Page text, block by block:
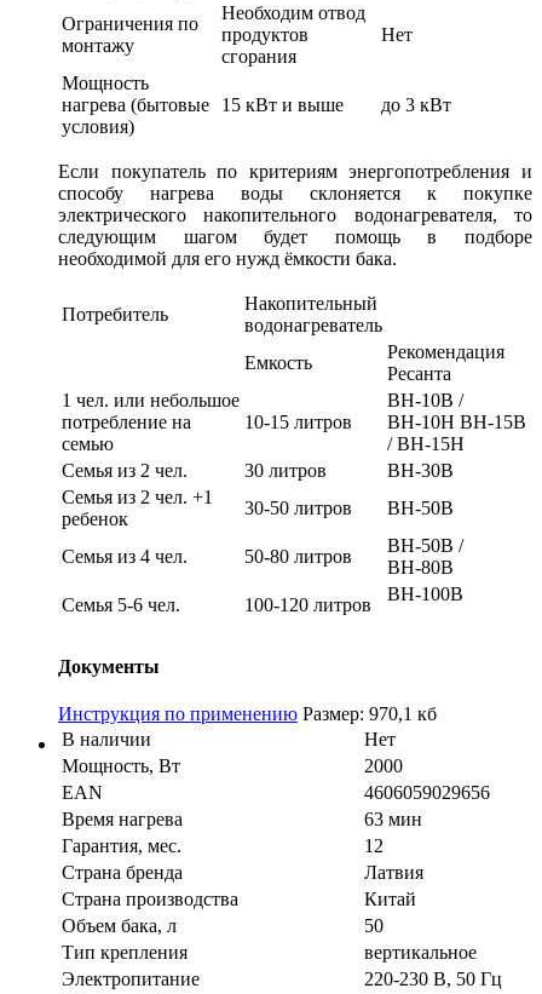
Ограничения по
монтажу
Необходим отвод
продуктов
сгорания
Нет
Мощность
нагрева (бытовые
условия)
15 кВт и выше до 3 кВт
Если покупатель по критериям энергопотребления и
способу нагрева воды склоняется к покупке
электрического накопительного водонагревателя, то
следующим шагом будет помощь в подборе
необходимой для его нужд ёмкости бака.
Потребитель
Накопительный
водонагреватель
Емкость
Рекомендация
Ресанта
1 чел. или небольшое
потребление на
семью
10-15 литров
ВН-10В /
ВН-10Н ВН-15В
/ ВН-15Н
Семья из 2 чел.
30 литров
ВН-30В
Семья из 2 чел. +1
ребенок
30-50 литров ВН-50В
Семья из 4 чел. 50-80 литров
ВН-50В /
ВН-80В
Семья 5-6 чел.
100-120 литров
ВН-100В
Документы
Инструкция по применению Размер: 970,1 кб
В наличии
Нет
Мощность, Вт
2000
EAN
4606059029656
Время нагрева
63 мин
Гарантия, мес.
12
Страна бренда
Латвия
Страна производства
Китай
Объем бака, л
50
Тип крепления
вертикальное
Электропитание
220-230 В, 50 Гц